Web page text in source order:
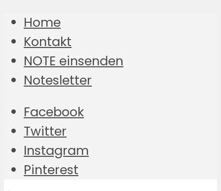
Home
Kontakt
NOTE einsenden
Notesletter
Facebook
Twitter
Instagram
Pinterest